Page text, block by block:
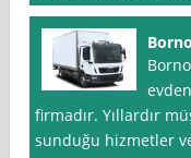
firmadır. Yıllardır
sunduğu hizmetler